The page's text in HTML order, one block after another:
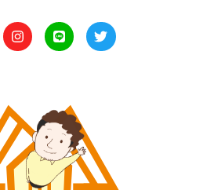
I
n
s
r
a
m
L
i
n
T
w
i